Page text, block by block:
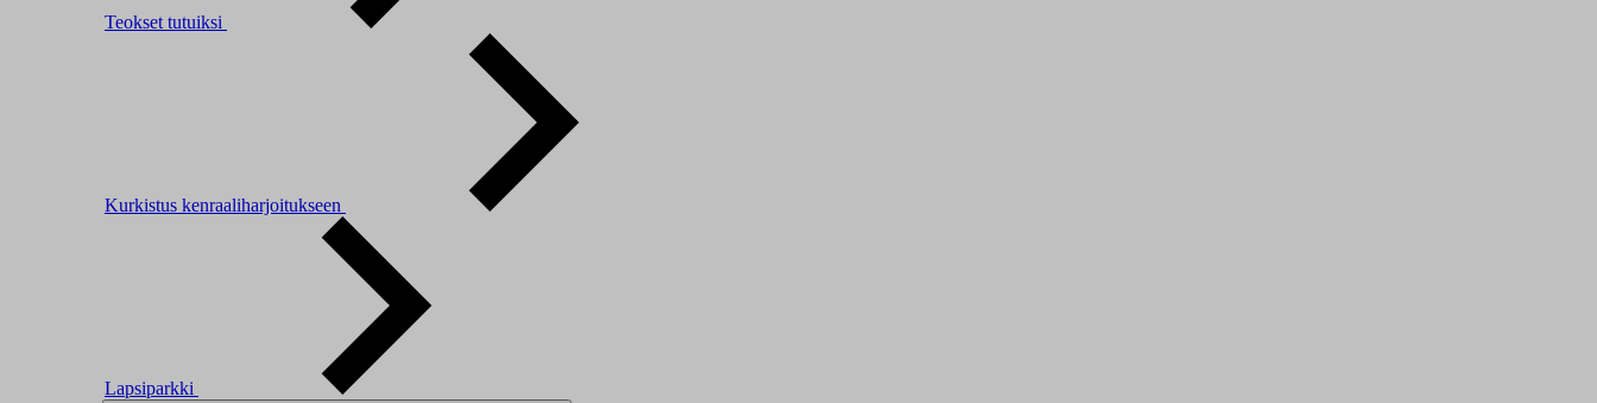
Teokset tutuiksi
Kurkistus kenraaliharjoitukseen
Lapsiparkki